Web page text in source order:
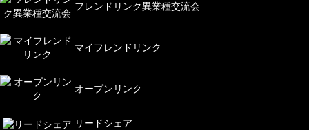
フレンドリンク異業種交流会
マイフレンドリンク
オープンリンク
リードシェア